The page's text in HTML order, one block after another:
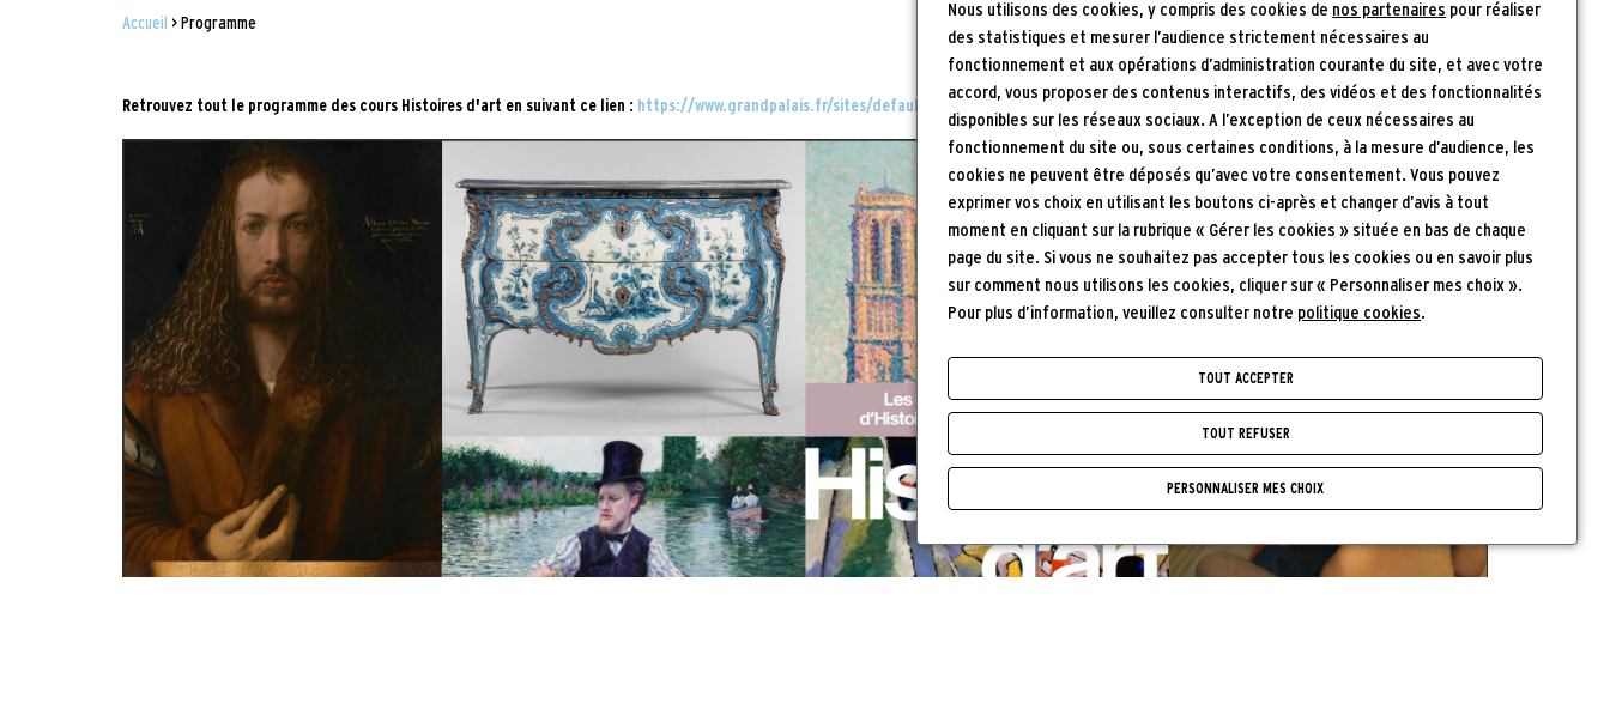
FIL
D'ARIANE
Accueil Programme
Retrouvez tout le programme des cours Histoires d'art en suivant ce lien : https://www.grandpalais.fr/sites/default/files/Brochure_HDA_2024.pdf
Nous utilisons des cookies, y compris des cookies de nos partenaires pour réaliser
des statistiques et mesurer l’audience strictement nécessaires au
fonctionnement et aux opérations d’administration courante du site, et avec votre
accord, vous proposer des contenus interactifs, des vidéos et des fonctionnalités
disponibles sur les réseaux sociaux. A l’exception de ceux nécessaires au
fonctionnement du site ou, sous certaines conditions, à la mesure d’audience, les
cookies ne peuvent être déposés qu’avec votre consentement. Vous pouvez
exprimer vos choix en utilisant les boutons ci-après et changer d’avis à tout
moment en cliquant sur la rubrique « Gérer les cookies » située en bas de chaque
page du site. Si vous ne souhaitez pas accepter tous les cookies ou en savoir plus
sur comment nous utilisons les cookies, cliquer sur « Personnaliser mes choix ».
Pour plus d’information, veuillez consulter notre politique cookies.
TOUT ACCEPTER
TOUT REFUSER
PERSONNALISER MES CHOIX